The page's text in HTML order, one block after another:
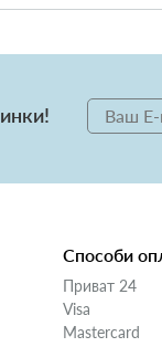
Способи
Приват 24
Visa
Mastercard